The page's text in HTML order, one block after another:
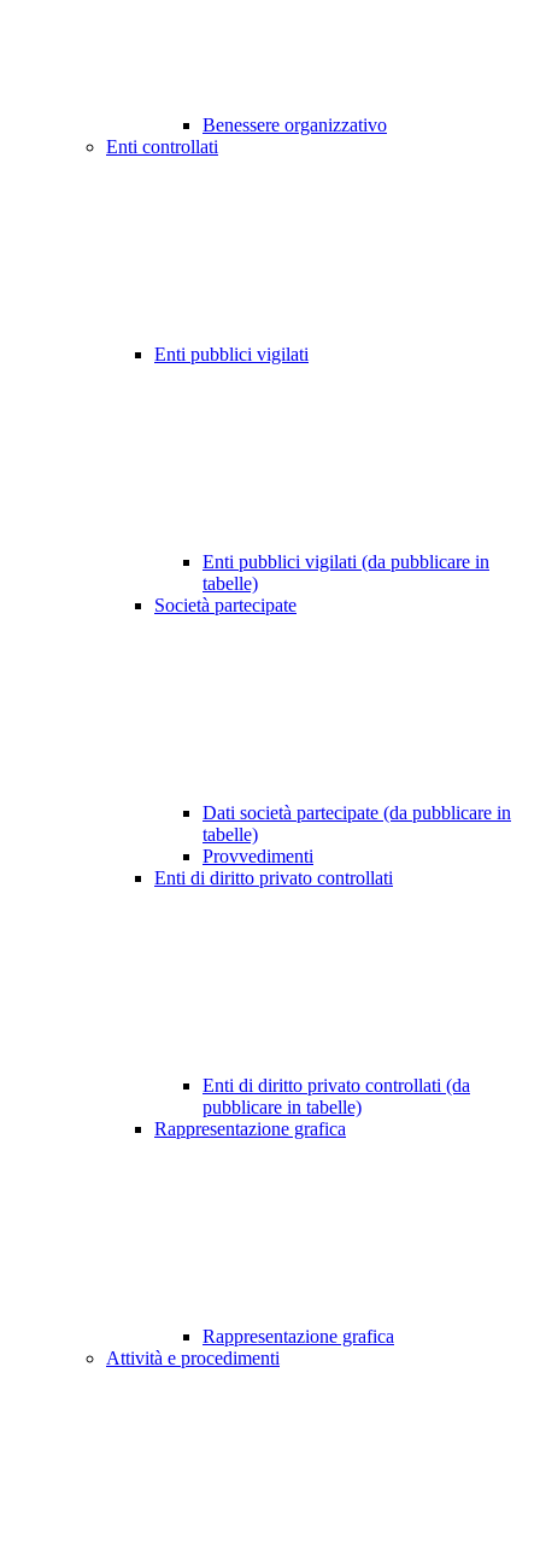
Benessere organizzativo
Enti controllati
Enti pubblici vigilati
Enti pubblici vigilati (da pubblicare in
tabelle)
Società partecipate
Dati società partecipate (da pubblicare in
tabelle)
Provvedimenti
Enti di diritto privato controllati
Enti di diritto privato controllati (da
pubblicare in tabelle)
Rappresentazione grafica
Rappresentazione grafica
Attività e procedimenti